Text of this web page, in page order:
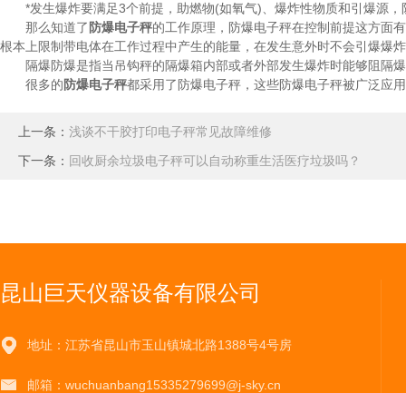
*发生爆炸要满足3个前提，助燃物(如氧气)、爆炸性物质和引爆源，
那么知道了 防爆电子秤的工作原理，防爆电子秤在控制前提这方面
根本上限制带电体在工作过程中产生的能量，在发生意外时不会引爆爆
隔爆防爆是指当吊钩秤的隔爆箱内部或者外部发生爆炸时能够阻隔
很多的防爆电子秤都采用了防爆电子秤，这些防爆电子秤被广泛应
上一条： 浅谈不干胶打印电子秤常见故障维修
下一条： 回收厨余垃圾电子秤可以自动称重生活医疗垃圾吗？
昆山巨天仪器设备有限公司
地址：江苏省昆山市玉山镇城北路1388号4号房
邮箱：wuchuanbang15335279699@j-sky.cn